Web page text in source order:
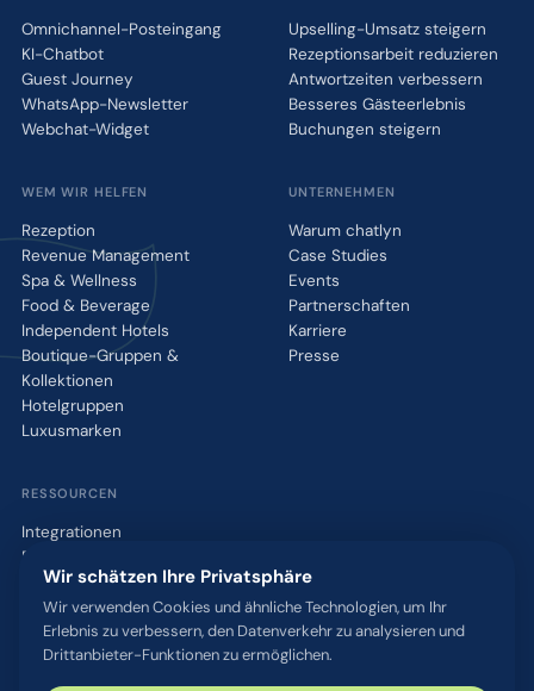
Omnichannel-Posteingang
KI-Chatbot
Guest Journey
WhatsApp-Newsletter
Webchat-Widget
Upselling-Umsatz steigern
Rezeptionsarbeit reduzieren
Antwortzeiten verbessern
Besseres Gästeerlebnis
Buchungen steigern
WEM WIR HELFEN
Rezeption
Revenue Management
Spa & Wellness
Food & Beverage
Independent Hotels
Boutique-Gruppen &
Kollektionen
Hotelgruppen
Luxusmarken
UNTERNEHMEN
Warum chatlyn
Case Studies
Events
Partnerschaften
Karriere
Presse
RESSOURCEN
Integrationen
Blog
Glossar
WhatsApp QR-Tool
Kontakt
Wir schätzen Ihre Privatsphäre
Wir verwenden Cookies und ähnliche Technologien, um Ihr
Erlebnis zu verbessern, den Datenverkehr zu analysieren und
Drittanbieter-Funktionen zu ermöglichen.